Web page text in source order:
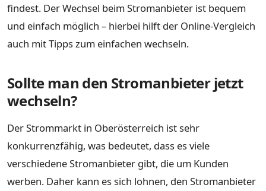
findest. Der Wechsel beim Stromanbieter ist bequem
und einfach möglich – hierbei hilft der Online-Vergleich
auch mit Tipps zum einfachen wechseln.
Sollte man den Stromanbieter jetzt
wechseln?
Der Strommarkt in Oberösterreich ist sehr
konkurrenzfähig, was bedeutet, dass es viele
verschiedene Stromanbieter gibt, die um Kunden
werben. Daher kann es sich lohnen, den Stromanbieter